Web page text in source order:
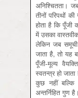
अनिश्चितता।
तीनों परिपथों
होता है कि पूँजी
में उसका
लेकिन जब समूची
जाता है, तो यह
पूँजी-मूल्य
स्वतन्त्र हो
कुछ नहीं बल्कि
अन्तर्निहित गुण है।